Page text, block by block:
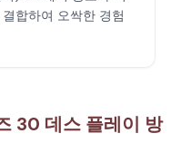
합하여 오싹한 경험
30 데스 플레이 방